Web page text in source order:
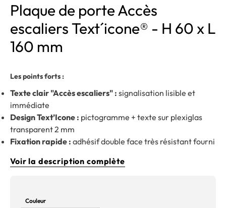
Plaque de porte Accès
escaliers Text´icone® - H 60 x L
160 mm
Les points forts :
Texte clair "Accès escaliers" : signalisation lisible et
immédiate
Design Text’Icone : pictogramme + texte sur plexiglas
transparent 2 mm
Fixation rapide : adhésif double face très résistant fourni
Voir la description complète
Couleur